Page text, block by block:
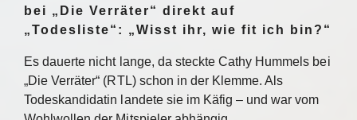
bei „Die Verräter“ direkt auf
„Todesliste“: „Wisst ihr, wie fit ich bin?“
Es dauerte nicht lange, da steckte Cathy Hummels bei
„Die Verräter“ (RTL) schon in der Klemme. Als
Todeskandidatin landete sie im Käfig – und war vom